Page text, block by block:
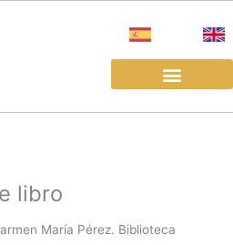
libro
María Pérez. Biblioteca